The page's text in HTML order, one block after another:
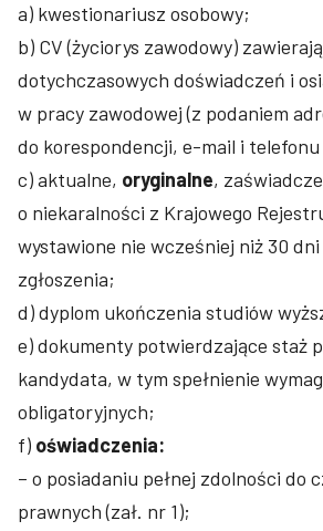
a) kwestionariusz osobowy;
b) CV (życiorys zawodowy)
dotychczasowych doświadczeń i
w pracy zawodowej (z podaniem
do korespondencji, e-mail i
c) aktualne, oryginalne,
o niekaralności z Krajowego
wystawione nie wcześniej niż 30
zgłoszenia;
d) dyplom ukończenia studiów
e) dokumenty potwierdzające staż
kandydata, w tym spełnienie
obligatoryjnych;
f) oświadczenia:
– o posiadaniu pełnej zdolności do
prawnych (zał. nr 1);